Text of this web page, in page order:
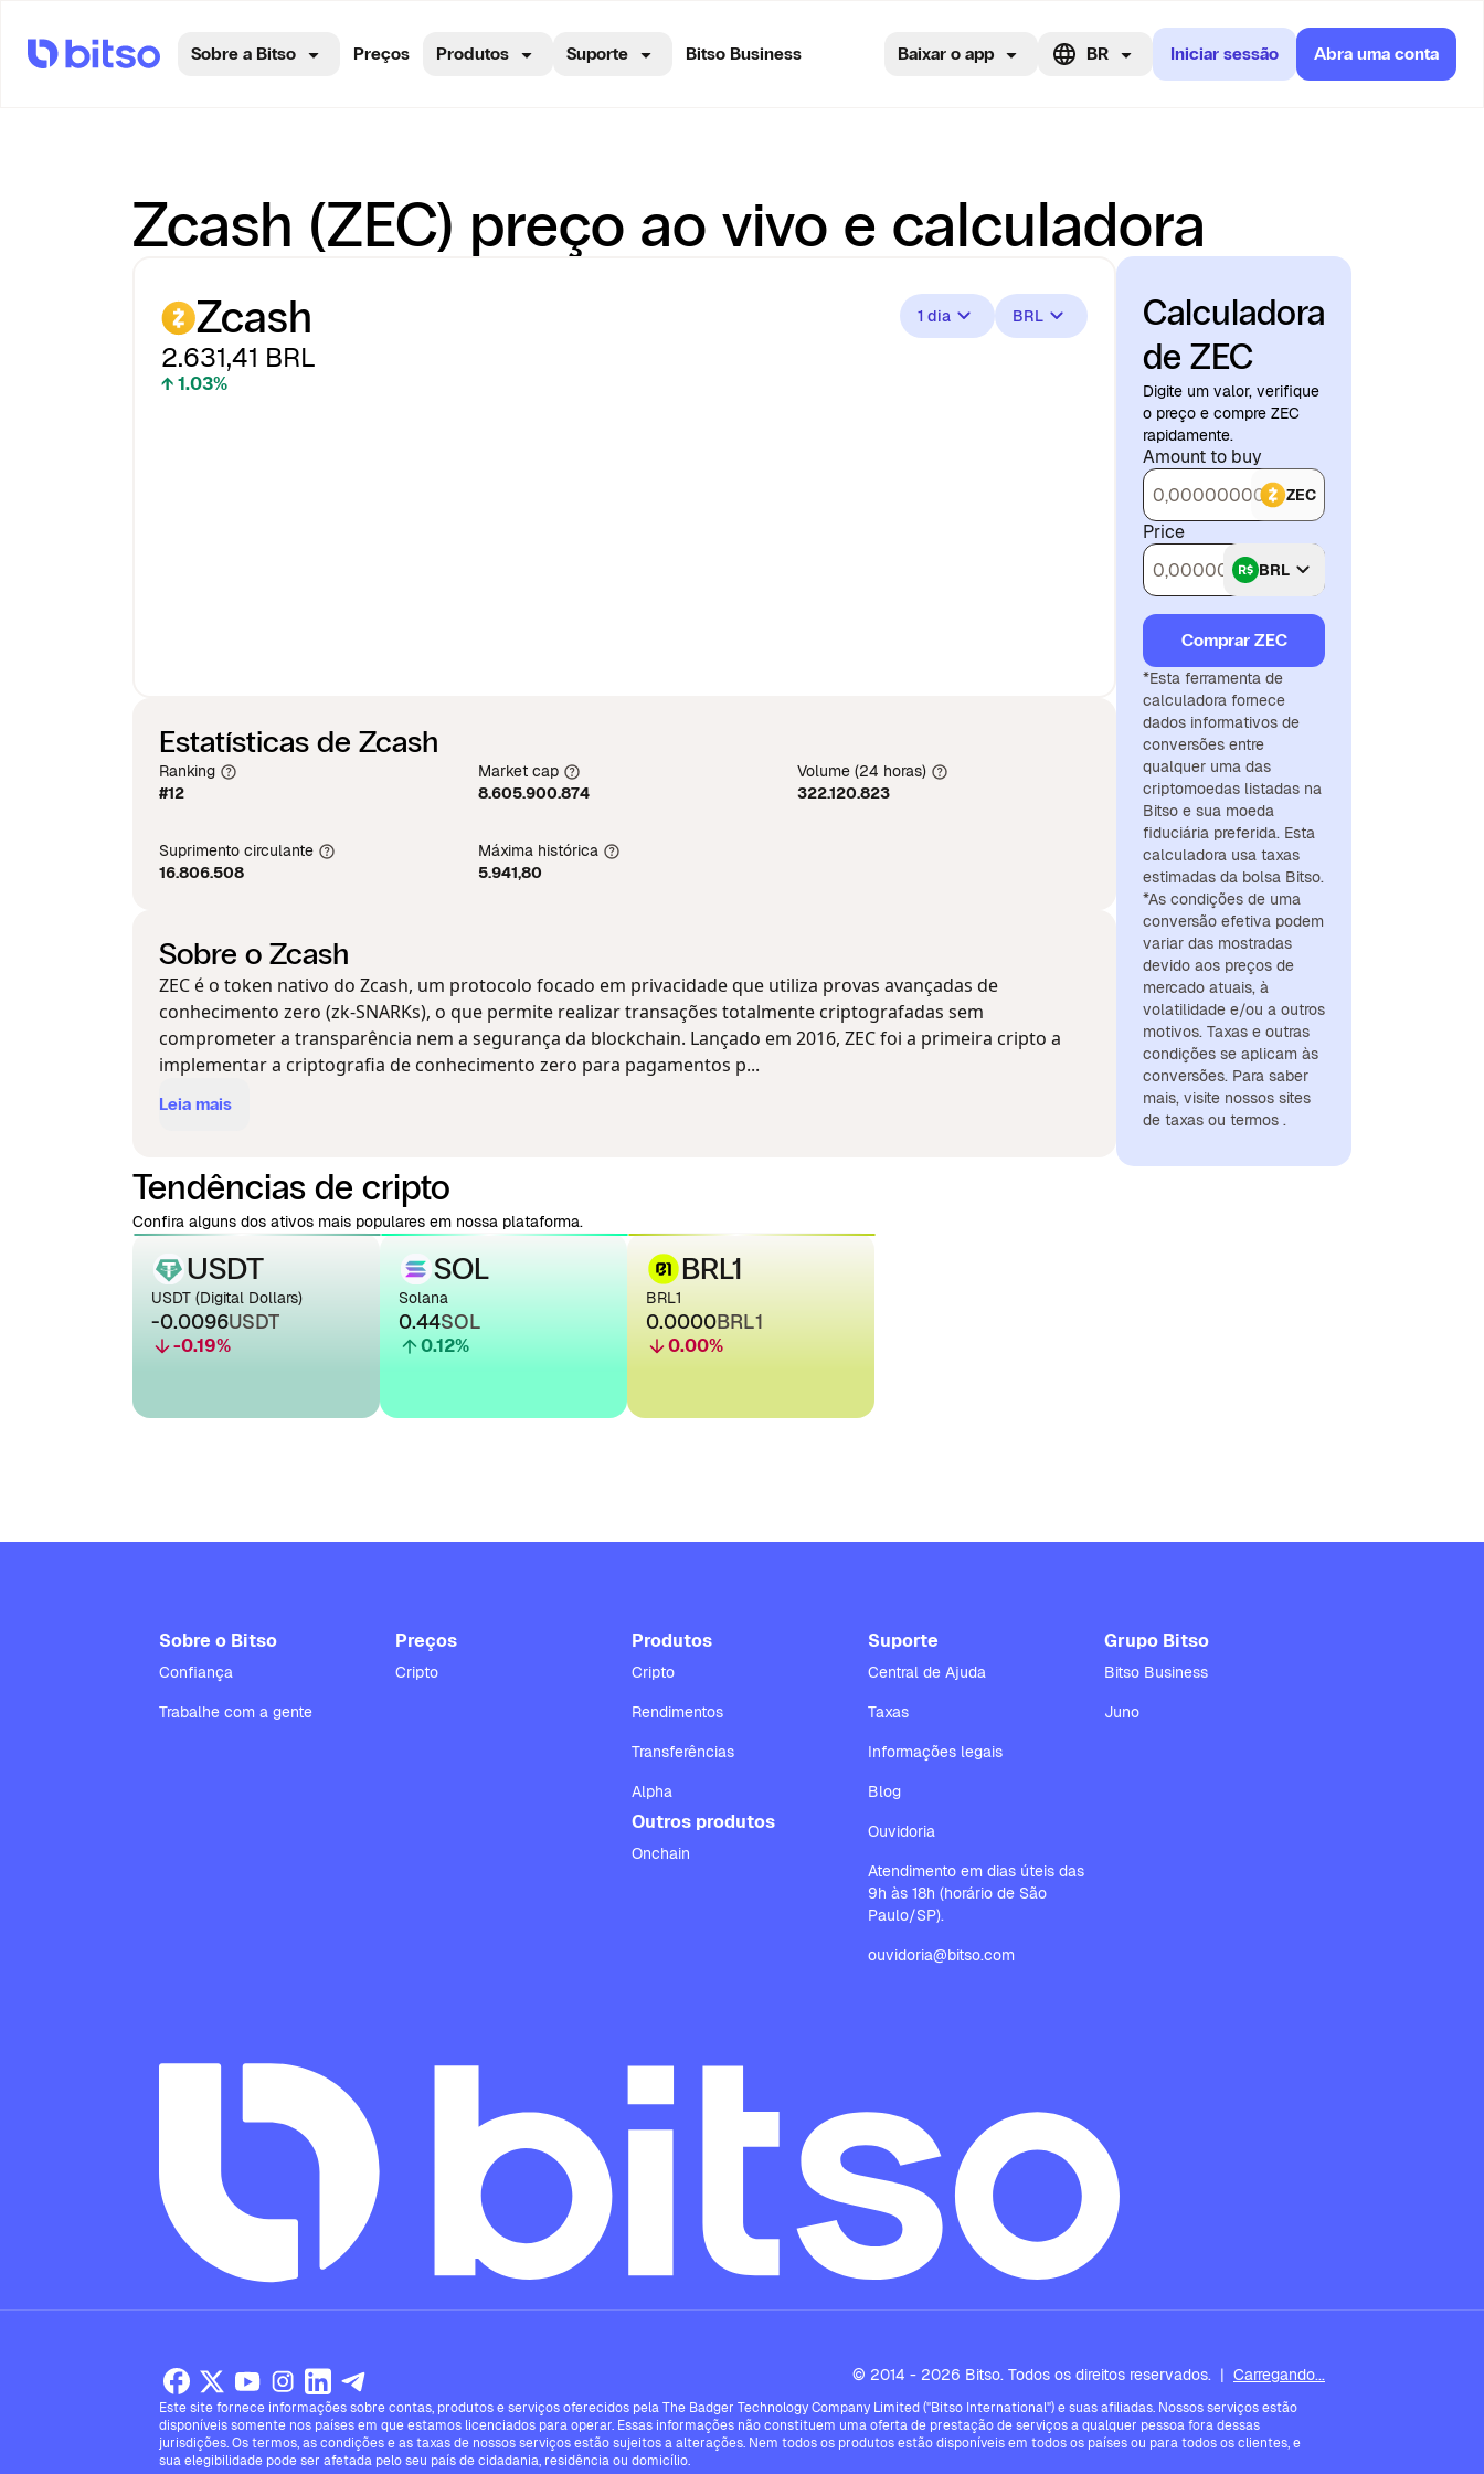
Sobre a Bitso Preços Produtos Suporte Bitso Business Baixar o app BR Iniciar sessão Abra uma conta
Zcash (ZEC) preço ao vivo e calculadora
Zcash
2.631,41 BRL
↑ 1.03%
1 dia BRL
Estatísticas de Zcash
Ranking
#12
Market cap
8.605.900.874
Volume (24 horas)
322.120.823
Suprimento circulante
16.806.508
Máxima histórica
5.941,80
Sobre o Zcash
ZEC é o token nativo do Zcash, um protocolo focado em privacidade que utiliza provas avançadas de
conhecimento zero (zk-SNARKs), o que permite realizar transações totalmente criptografadas sem
comprometer a transparência nem a segurança da blockchain. Lançado em 2016, ZEC foi a primeira cripto a
implementar a criptografia de conhecimento zero para pagamentos p...
Leia mais
Calculadora
de ZEC
Digite um valor, verifique
o preço e compre ZEC
rapidamente.
Amount to buy
ZEC
Price
BRL
Comprar ZEC
*Esta ferramenta de
calculadora fornece
dados informativos de
conversões entre
qualquer uma das
criptomoedas listadas na
Bitso e sua moeda
fiduciária preferida. Esta
calculadora usa taxas
estimadas da bolsa Bitso.
*As condições de uma
conversão efetiva podem
variar das mostradas
devido aos preços de
mercado atuais, à
volatilidade e/ou a outros
motivos. Taxas e outras
condições se aplicam às
conversões. Para saber
mais, visite nossos sites
de taxas ou termos .
Tendências de cripto
Confira alguns dos ativos mais populares em nossa plataforma.
USDT
USDT (Digital Dollars)
-0.0096USDT
-0.19%
SOL
Solana
0.44SOL
0.12%
BRL1
BRL1
0.0000BRL1
0.00%
Sobre o Bitso
Confiança
Trabalhe com a gente
Preços
Cripto
Produtos
Cripto
Rendimentos
Transferências
Alpha
Outros produtos
Onchain
Suporte
Central de Ajuda
Taxas
Informações legais
Blog
Ouvidoria
Atendimento em dias úteis das
9h às 18h (horário de São
Paulo/SP).
ouvidoria@bitso.com
Grupo Bitso
Bitso Business
Juno
© 2014 - 2026 Bitso. Todos os direitos reservados. | Carregando...
Este site fornece informações sobre contas, produtos e serviços oferecidos pela The Badger Technology Company Limited ("Bitso International") e suas afiliadas. Nossos serviços estão
disponíveis somente nos países em que estamos licenciados para operar. Essas informações não constituem uma oferta de prestação de serviços a qualquer pessoa fora dessas
jurisdições. Os termos, as condições e as taxas de nossos serviços estão sujeitos a alterações. Nem todos os produtos estão disponíveis em todos os países ou para todos os clientes, e
sua elegibilidade pode ser afetada pelo seu país de cidadania, residência ou domicílio.